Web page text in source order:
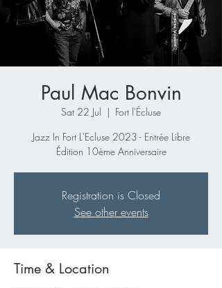
Paul Mac Bonvin
Sat 22 Jul
  |
Fort l'Écluse
Jazz In Fort L'Ecluse 2023 - Entrée Libre
Édition 10ème Anniversaire
Registration is Closed
See other events
Time & Location